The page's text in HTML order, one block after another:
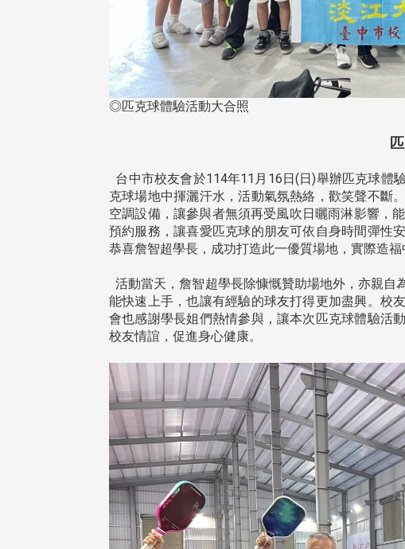
◎匹克球體驗活動大合照
台中市校友會於114年11月16日(日)舉辦匹克球體
克球場地中揮灑汗水，活動氣氛熱絡，歡笑聲不斷
空調設備，讓參與者無須再受風吹日曬雨淋影響，
預約服務，讓喜愛匹克球的朋友可依自身時間彈性
恭喜詹智超學長，成功打造此一優質場地，實際造福
活動當天，詹智超學長除慷慨贊助場地外，亦親
能快速上手，也讓有經驗的球友打得更加盡興。校
會也感謝學長姐們熱情參與，讓本次匹克球體驗活
校友情誼，促進身心健康。